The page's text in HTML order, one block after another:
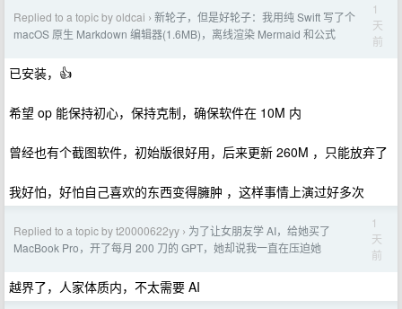
Replied to a topic by oldcai › 新轮子，但是好轮子：我用纯 Swift 写了个
macOS 原生 Markdown 编辑器(1.6MB)，离线渲染 Mermaid 和公式
1
天
前
已安装，👍
希望 op 能保持初心，保持克制，确保软件在 10M 内
曾经也有个截图软件，初始版很好用，后来更新 260M ，只能放弃了
我好怕，好怕自己喜欢的东西变得臃肿 ，这样事情上演过好多次
Replied to a topic by t20000622yy › 为了让女朋友学 AI，给她买了
MacBook Pro，开了每月 200 刀的 GPT，她却说我一直在压迫她
1
天
前
越界了，人家体质内，不太需要 AI